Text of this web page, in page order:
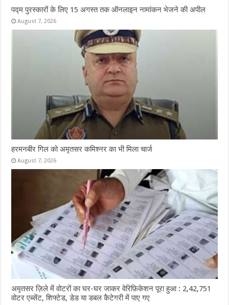
पद्म पुरस्कारों के लिए 15 अगस्त तक ऑनलाइन नामांकन भेजने की अपील
August 7, 2026
हरमनबीर गिल को अमृतसर कमिश्नर का भी मिला चार्ज
August 7, 2026
अमृतसर ज़िले में वोटरों का घर-घर जाकर वेरिफ़िकेशन पूरा हुआ : 2,42,751
वोटर एब्सेंट, शिफ्टेड, डेड या डबल कैटेगरी में पाए गए